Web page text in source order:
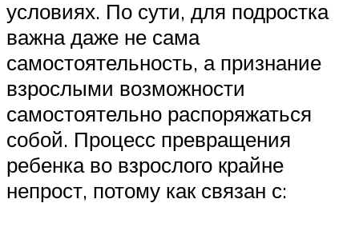
условиях. По сути, для подростка
важна даже не сама
самостоятельность, а признание
взрослыми возможности
самостоятельно распоряжаться
собой. Процесс превращения
ребенка во взрослого крайне
непрост, потому как связан с: